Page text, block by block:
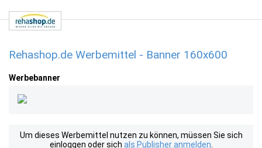
Rehashop.de Werbemittel - Banner 160x600
Werbebanner
Um dieses Werbemittel nutzen zu können, müssen Sie sich
einloggen oder sich als Publisher anmelden